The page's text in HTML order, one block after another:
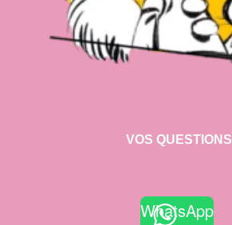
VOS QUESTIONS
WhatsApp